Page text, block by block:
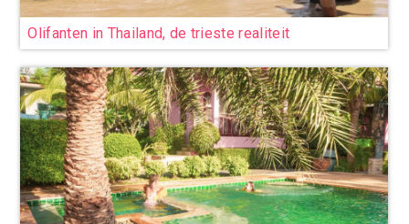
Olifanten in Thailand, de trieste realiteit